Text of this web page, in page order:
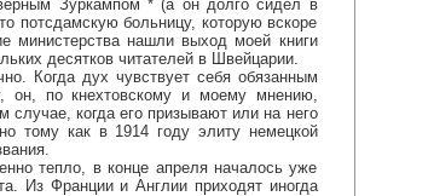
Зуркампом * (а он долго сидел в
потсдамскую больницу, которую вскоре
министерства нашли выход моей книги
десятков читателей в Швейцарии.
Когда дух чувствует себя обязанным
он, по кнехтовскому и моему мнению,
когда его призывают или на него
тому как в 1914 году элиту немецкой
тепло, в конце апреля началось уже
Из Франции и Англии приходят иногда